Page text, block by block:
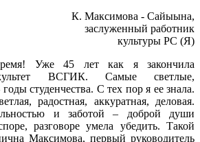
К. Максимова - Сайыына,
работник
культуры РС (Я)
Уже 45 лет как я закончила
ВСГИК. Самые светлые,
студенчества. С тех пор я ее знала.
радостная, аккуратная, деловая.
и заботой – доброй души
разговоре умела убедить. Такой
Максимова, первый руководитель